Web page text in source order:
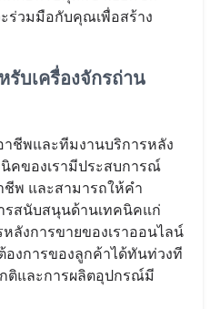
ะร่วมมือกับคุณเพื่อสร้าง
รับเครื่องจักรถ่าน
ชีพและทีมงานบริการหลัง
คของเรามีประสบการณ์
พ และสามารถให้คำ
รสนับสนุนด้านเทคนิคแก่
ลังการขายของเราออนไลน์
องการของลูกค้าได้ทันท่วงที
ติและการผลิตอุปกรณ์มี